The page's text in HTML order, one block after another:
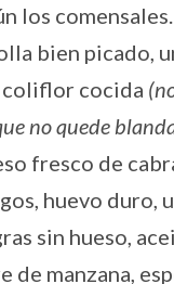
los
bien picado,
cocida
no quede
fresco de
huevo duro,
sin hueso,
de manzana,